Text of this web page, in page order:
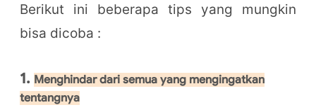
Berikut ini beberapa tips yang mungkin
bisa dicoba :
1. Menghindar dari semua yang mengingatkan
tentangnya